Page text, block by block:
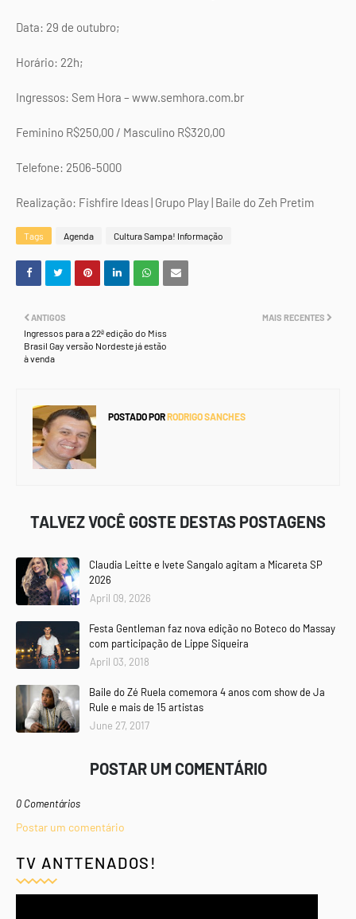
Data: 29 de outubro;
Horário: 22h;
Ingressos: Sem Hora – www.semhora.com.br
Feminino R$250,00 / Masculino R$320,00
Telefone: 2506-5000
Realização: Fishfire Ideas | Grupo Play | Baile do Zeh Pretim
Tags Agenda Cultura Sampa! Informação
MAIS RECENTES
ANTIGOS
Ingressos para a 22ª edição do Miss
Brasil Gay versão Nordeste já estão
à venda
POSTADO PORRODRIGO SANCHES
TALVEZ VOCÊ GOSTE DESTAS POSTAGENS
Claudia Leitte e Ivete Sangalo agitam a Micareta SP
2026
April 09, 2026
Festa Gentleman faz nova edição no Boteco do Massay
com participação de Lippe Siqueira
April 03, 2018
Baile do Zé Ruela comemora 4 anos com show de Ja
Rule e mais de 15 artistas
June 27, 2017
POSTAR UM COMENTÁRIO
0 Comentários
Postar um comentário
TV ANTTENADOS!